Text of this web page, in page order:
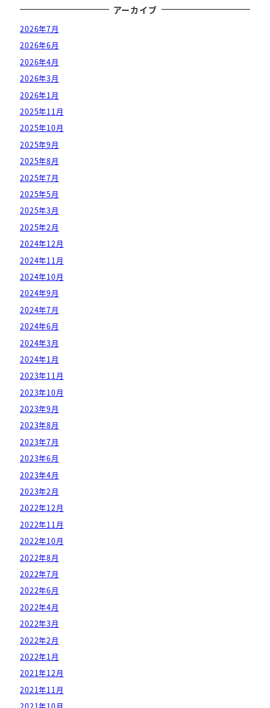
アーカイブ
2026年7月
2026年6月
2026年4月
2026年3月
2026年1月
2025年11月
2025年10月
2025年9月
2025年8月
2025年7月
2025年5月
2025年3月
2025年2月
2024年12月
2024年11月
2024年10月
2024年9月
2024年7月
2024年6月
2024年3月
2024年1月
2023年11月
2023年10月
2023年9月
2023年8月
2023年7月
2023年6月
2023年4月
2023年2月
2022年12月
2022年11月
2022年10月
2022年8月
2022年7月
2022年6月
2022年4月
2022年3月
2022年2月
2022年1月
2021年12月
2021年11月